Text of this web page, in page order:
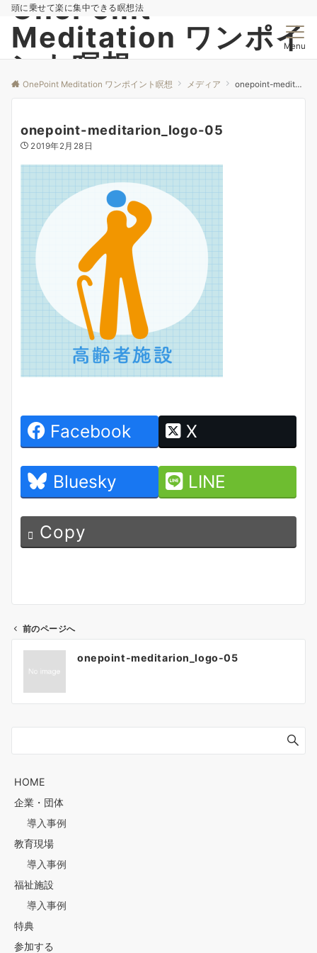
頭に乗せて楽に集中できる瞑想法
OnePoint
Meditation ワンポイ
ント瞑想
Menu
OnePoint Meditation ワンポイント瞑想 メディア onepoint-meditarion_logo-05
onepoint-meditarion_logo-05
2019年2月28日
Facebook X
Bluesky LINE
Copy
投
稿
ナ
ビ
ゲ
前のページへ
onepoint-meditarion_logo-05
HOME
企業・団体
導入事例
教育現場
導入事例
福祉施設
導入事例
特典
参加する